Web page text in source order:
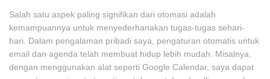
Salah satu aspek paling signifikan dari otomasi adalah
kemampuannya untuk menyederhanakan tugas-tugas sehari-
hari. Dalam pengalaman pribadi saya, pengaturan otomatis untuk
email dan agenda telah membuat hidup lebih mudah. Misalnya,
dengan menggunakan alat seperti Google Calendar, saya dapat